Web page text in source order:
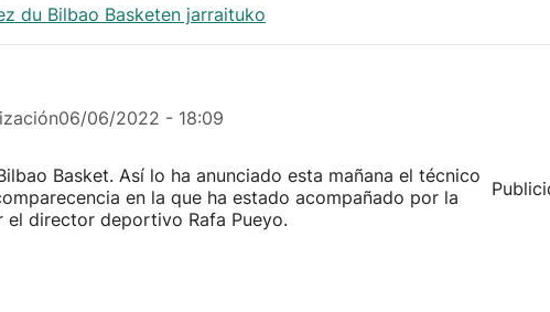
du Bilbao Basketen jarraituko
06/06/2022 - 18:09
Basket. Así lo ha anunciado esta mañana el técnico
en la que ha estado acompañado por la
el director deportivo Rafa Pueyo.